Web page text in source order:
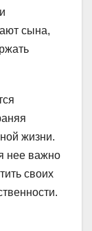
сына,
жизни.
нее важно
своих